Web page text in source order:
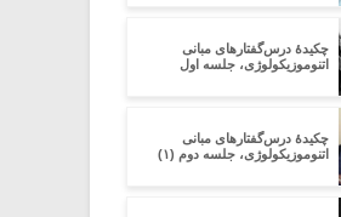
چکیدۀ درس‌گفتارهای مبانی
اتنوموزیکولوژی، جلسه اول
چکیدۀ درس‌گفتارهای مبانی
اتنوموزیکولوژی، جلسه دوم (۱)